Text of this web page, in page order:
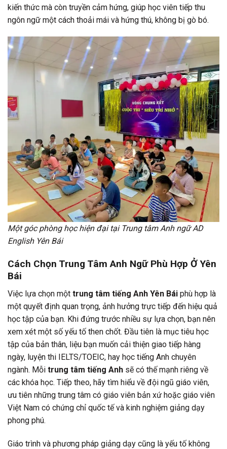
kiến thức mà còn truyền cảm hứng, giúp học viên tiếp thu
ngôn ngữ một cách thoải mái và hứng thú, không bị gò bó.
Một góc phòng học hiện đại tại Trung tâm Anh ngữ AD
English Yên Bái
Cách Chọn Trung Tâm Anh Ngữ Phù Hợp Ở Yên
Bái
Việc lựa chọn một trung tâm tiếng Anh Yên Bái phù hợp là
một quyết định quan trọng, ảnh hưởng trực tiếp đến hiệu quả
học tập của bạn. Khi đứng trước nhiều sự lựa chọn, bạn nên
xem xét một số yếu tố then chốt. Đầu tiên là mục tiêu học
tập của bản thân, liệu bạn muốn cải thiện giao tiếp hàng
ngày, luyện thi IELTS/TOEIC, hay học tiếng Anh chuyên
ngành. Mỗi trung tâm tiếng Anh sẽ có thế mạnh riêng về
các khóa học. Tiếp theo, hãy tìm hiểu về đội ngũ giáo viên,
ưu tiên những trung tâm có giáo viên bản xứ hoặc giáo viên
Việt Nam có chứng chỉ quốc tế và kinh nghiệm giảng dạy
phong phú.
Giáo trình và phương pháp giảng dạy cũng là yếu tố không